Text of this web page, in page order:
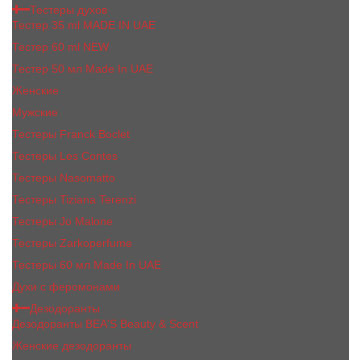
Тестеры духов
Тестер 35 ml MADE IN UAE
Тестер 60 ml NEW
Тестер 50 мл Made In UAE
Женские
Мужские
Тестеры Franck Boclet
Тестеры Les Contes
Тестеры Nasomatto
Тестеры Tiziana Terenzi
Тестеры Jо Malоnе
Тестеры Zarkoperfume
Тестеры 60 мл Made In UAE
Духи с феромонами
Дезодоранты
Дезодоранты BEA'S Beauty & Scent
Женские дезодоранты